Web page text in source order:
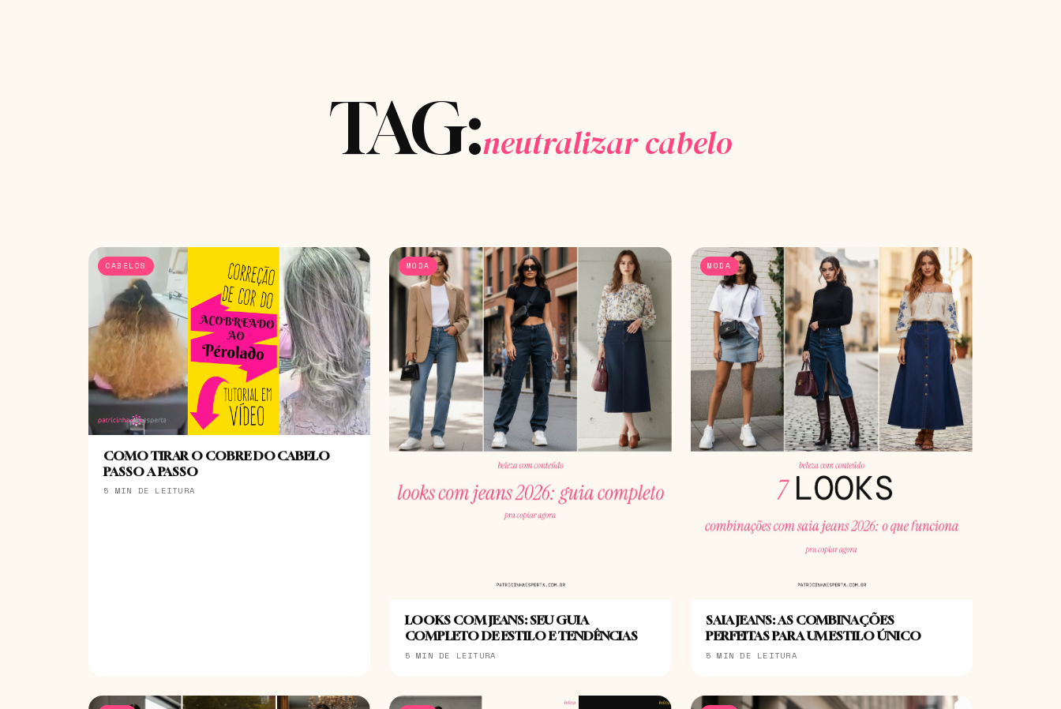
TAG:neutralizar cabelo
CABELOS
COMO TIRAR O COBRE DO CABELO
PASSO A PASSO
5 MIN DE LEITURA
MODA
LOOKS COM JEANS: SEU GUIA
COMPLETO DE ESTILO E TENDÊNCIAS
5 MIN DE LEITURA
MODA
SAIA JEANS: AS COMBINAÇÕES
PERFEITAS PARA UM ESTILO ÚNICO
5 MIN DE LEITURA